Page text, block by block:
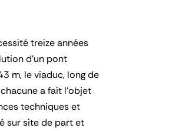
treize années
d’un pont
m, le viaduc, long de
a fait l’objet
techniques et
sur site de part et